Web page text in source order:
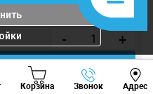
- +
в 1 клик
Корзина Звонок Адрес
Viber Whatsapp